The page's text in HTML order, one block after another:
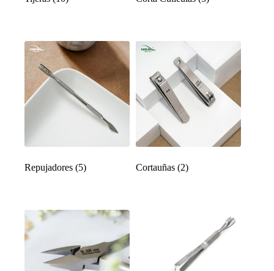
Repujadores (5) Cortauñas(2)